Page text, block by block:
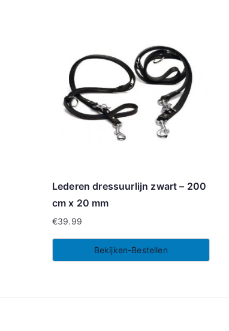
Lederen dressuurlijn zwart – 200
cm x 20 mm
€39.99
Bekijken-Bestellen